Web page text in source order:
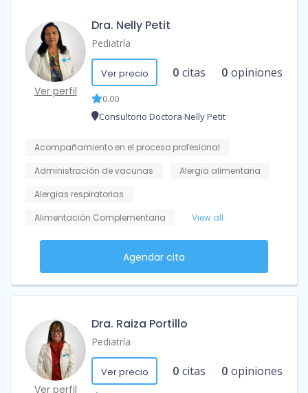
Ver perfil
Dra. Nelly Petit
Pediatría
Ver precio 0 citas 0 opiniones
0.00
Consultorio Doctora Nelly Petit
Acompañamiento en el proceso profesional
Administración de vacunas
Alergia alimentaria
Alergias respiratorias
Alimentación Complementaria
View all
Agendar cita
Ver perfil
Dra. Raiza Portillo
Pediatría
Ver precio 0 citas 0 opiniones